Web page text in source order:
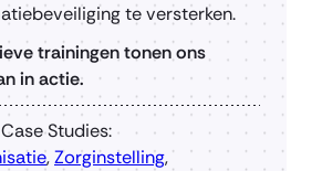
te versterken.
trainingen tonen ons
in actie.
Studies:
,Zorginstelling,